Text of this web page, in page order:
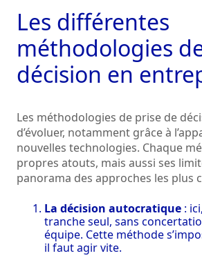
Les différentes
méthodologies
décision en
Les méthodologies de prise de
d’évoluer, notamment grâce à
nouvelles technologies. Chaque
propres atouts, mais aussi ses
panorama des approches les plus
La décision autocratique :
tranche seul, sans
équipe. Cette méthode
il faut agir vite.